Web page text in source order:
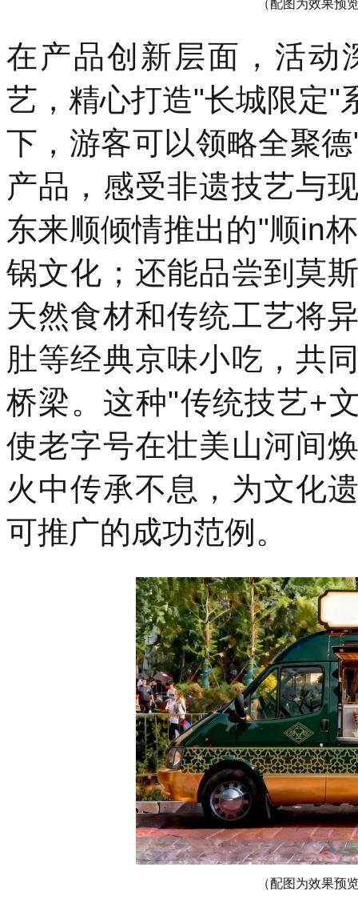
（配图为效果预
在产品创新层面，活动
艺，精心打造"长城限定"
下，游客可以领略全聚
产品，感受非遗技艺与
东来顺倾情推出的"顺in
锅文化；还能品尝到莫
天然食材和传统工艺将
肚等经典京味小吃，共
桥梁。这种"传统技艺+
使老字号在壮美山河间
火中传承不息，为文化
可推广的成功范例。
（配图为效果预